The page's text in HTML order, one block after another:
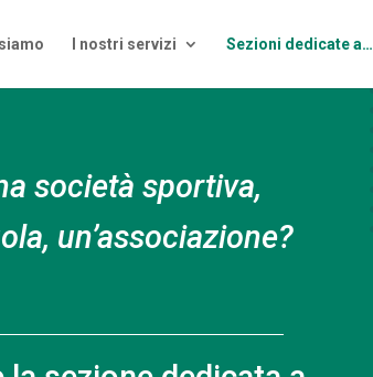
I nostri servizi Sezioni dedicate a…
società sportiva,
un’associazione?